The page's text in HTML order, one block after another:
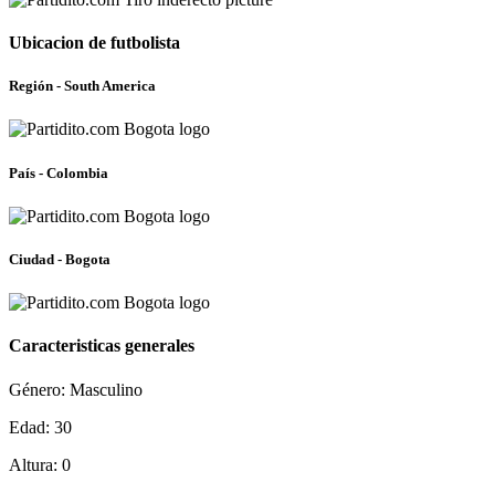
Ubicacion de futbolista
Región - South America
País - Colombia
Ciudad - Bogota
Caracteristicas generales
Género: Masculino
Edad: 30
Altura: 0